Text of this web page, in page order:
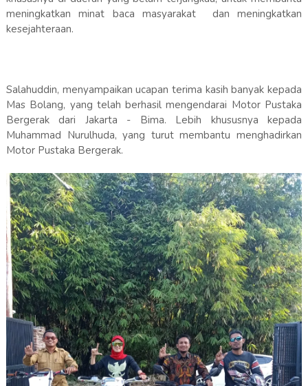
meningkatkan minat baca masyarakat dan meningkatkan
kesejahteraan.
Salahuddin, menyampaikan ucapan terima kasih banyak kepada
Mas Bolang, yang telah berhasil mengendarai Motor Pustaka
Bergerak dari Jakarta - Bima. Lebih khususnya kepada
Muhammad Nurulhuda, yang turut membantu menghadirkan
Motor Pustaka Bergerak.